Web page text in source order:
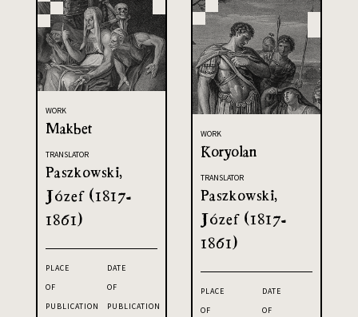
WORK
Makbet
TRANSLATOR
Paszkowski,
Józef (1817-
1861)
PLACE
OF
PUBLICATION
DATE
OF
PUBLICATION
WORK
Koryolan
TRANSLATOR
Paszkowski,
Józef (1817-
1861)
PLACE
OF
DATE
OF